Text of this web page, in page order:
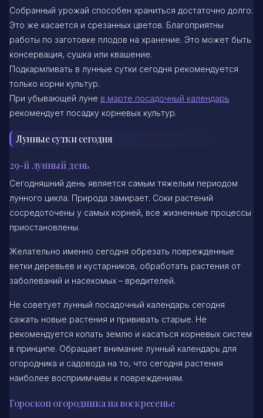
Собранный урожай способен храниться достаточно долго.
Это же касается и срезанных цветов. Благоприятны
работы по заготовке плодов на хранение. Это может быть
консервация, сушка или квашение.
Подкармливать в лунные сутки сегодня рекомендуется
только корни культур.
При убывающей луне в марте посадочный календарь
рекомендует посадку корневых культур.
Лунные сутки сегодня
29-й лунный день
Сегодняшний день является самым тяжелым периодом
лунного цикла. Природа замирает. Соки растений
сосредоточены у самых корней, все жизненные процессы
приостановлены.
Желательно именно сегодня обрезать поврежденные
ветки деревьев и кустарников, обработать растения от
заболеваний и насекомых – вредителей.
Не советует лунный посадочный календарь сегодня
сажать новые растения и прививать старые. Не
рекомендуется копать землю и касаться корневых систем
в принципе. Обращает внимание лунный календарь для
огородника и садовода на то, что сегодня растения
наиболее восприимчивы к повреждениям.
Гороскоп огородника на воскресенье